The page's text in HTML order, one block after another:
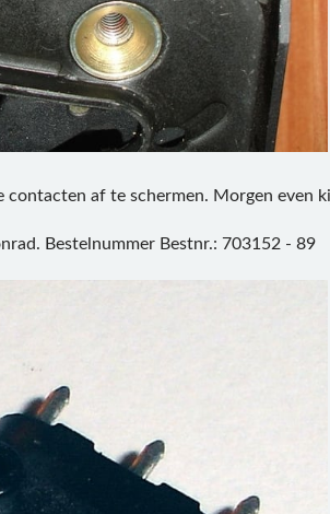
contacten af te schermen. Morgen even
Bestelnummer Bestnr.: 703152 - 89